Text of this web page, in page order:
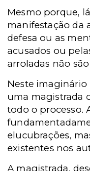
Mesmo porque,
manifestação da
defesa ou as
acusados ou
arroladas não
Neste
uma magistrada
todo o processo.
elucubrações,
existentes nos
A magistrada,